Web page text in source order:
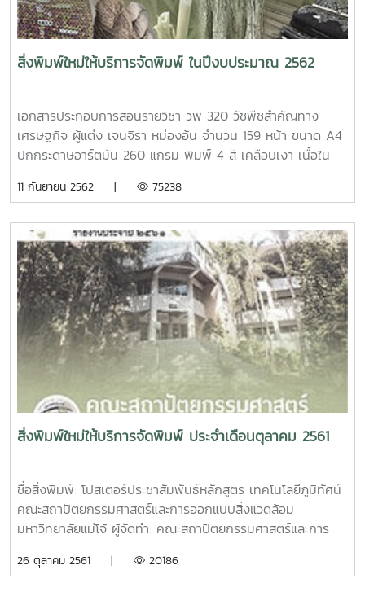
สิ่งพิมพ์ใหม่ให้บริการจัดพิมพ์ ในปีงบประมาณ 2562
เอกสารประกอบการสอนรายวิชา วพ 320 วัชพืชสำคัญทาง
เศรษฐกิจ ผู้แต่ง เจนจิรา หม่องอ้น จำนวน 159 หน้า ขนาด A4
ปกกระดาษอาร์ตมัน 260 แกรม พิมพ์ 4 สี เคลือบเงา เนื้อใน
ออกแบบเทคโนโลยีและระบบพลังงานทดแทนด้านความร้อน ผู้
อาร์ตมัน 260 แกรม พิมพ์ 4 สี เคลือบเงา เนื้อในกระดาษปอนด์
70 แกรม พิมพ์ 1 สี เข้าเล่มไสกาวบทคัดย่อ สัมมนาวิชาการ
ลาว-ไทย ครั้งที่ 1 ประจำปี 2562 ผู้แต่ง มหาวิทยาลัยสุภานุวงส์
ร่วมกับ มหาวิทยาลัยแม่โจ้ จำนวน 98 หน้า ขนาด A4 ปก
กระดาษอาร์ตมัน 260 แกรม พิมพ์ 4 สี เคลือบเงา เนื้อใน
กระดาษปอนด์ 80 แกรม พิมพ์ 1 สี เข้าเล่มไสกาว
11 กันยายน 2562 | 75238
สิ่งพิมพ์ใหม่ให้บริการจัดพิมพ์ ประจำเดือนตุลาคม 2561
ชื่อสิ่งพิมพ์: โปสเตอร์ประชาสัมพันธ์หลักสูตร เทคโนโลยีภูมิทัศน์
คณะสถาปัตยกรรมศาสตร์และการออกแบบสิ่งแวดล้อม
มหาวิทยาลัยแม่โจ้ ผู้จัดทำ: คณะสถาปัตยกรรมศาสตร์และการ
12x18 นิ้ว กระดาษอาร์ตมัน 120 แกรม พิมพ์ 4 สีชื่อสิ่งพิมพ์:
26 ตุลาคม 2561 | 20186